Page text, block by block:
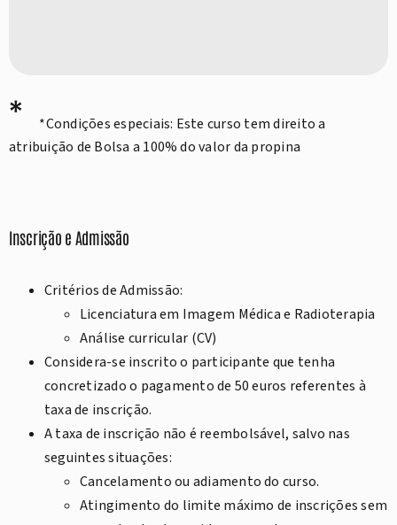
*
*Condições especiais: Este curso tem direito a
atribuição de Bolsa a 100% do valor da propina
Inscrição e Admissão
Critérios de Admissão:
Licenciatura em Imagem Médica e Radioterapia
Análise curricular (CV)
Considera-se inscrito o participante que tenha
concretizado o pagamento de 50 euros referentes à
taxa de inscrição.
A taxa de inscrição não é reembolsável, salvo nas
seguintes situações:
Cancelamento ou adiamento do curso.
Atingimento do limite máximo de inscrições sem